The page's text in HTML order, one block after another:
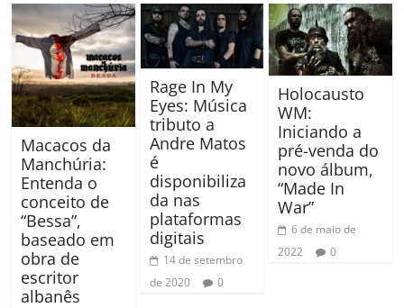
Macacos da
Manchúria:
Entenda o
conceito de
“Bessa”,
baseado em
obra de
escritor
albanês
Rage In My
Eyes: Música
tributo a
Andre Matos
é
disponibiliza
da nas
plataformas
digitais
14 de setembro
de 2020
0
Holocausto
WM:
Iniciando a
pré-venda do
novo álbum,
“Made In
War”
6 de maio de
2022
0